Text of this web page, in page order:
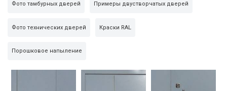
Упаковка пленка
Дополнительно отбойник металл 2 шт.
Замки и фурнитура).
Фото тамбурных дверей Примеры двустворчатых дверей
Фото технических дверей Краски RAL
Порошковое напыление